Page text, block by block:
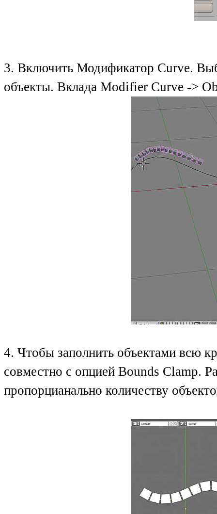
3. Включить Модификатор Curve.
объекты. Вклада Modifier Curve ->
4. Чтобы заполнить объектами всю
совместно с опцией Bounds Clamp.
пропорцианально количеству